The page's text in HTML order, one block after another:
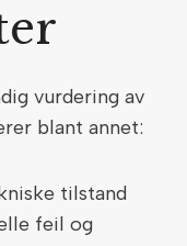
vurdering av
blant annet:
tilstand
feil og